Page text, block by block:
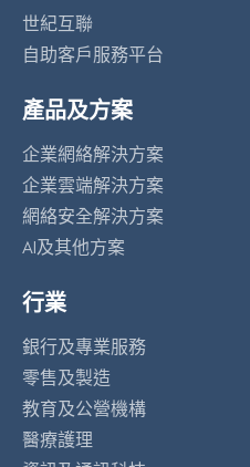
世紀互聯
自助客戶服務平台
產品及方案
企業網絡解決方案
企業雲端解決方案
網絡安全解決方案
AI及其他方案
行業
銀行及專業服務
零售及製造
教育及公營機構
醫療護理